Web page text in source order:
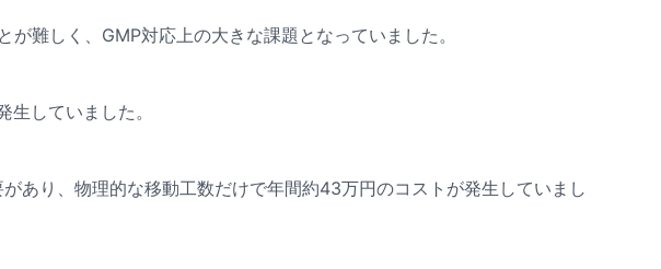
難しく、GMP対応上の大きな課題となっていました。
していました。
あり、物理的な移動工数だけで年間約43万円のコストが発生していまし